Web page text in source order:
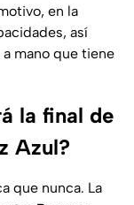
en la
así
mano que tiene
la final de
Azul?
que nunca. La